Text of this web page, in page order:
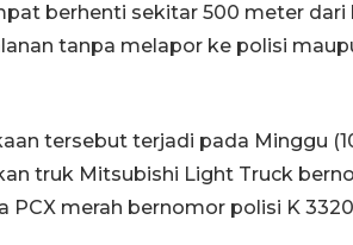
berhenti sekitar 500 meter dari
tanpa melapor ke polisi
tersebut terjadi pada Minggu
truk Mitsubishi Light Truck
PCX merah bernomor polisi K